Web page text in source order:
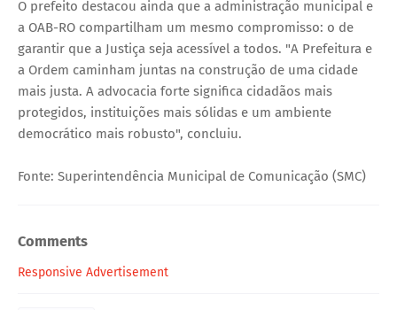
O prefeito destacou ainda que a administração municipal e
a OAB-RO compartilham um mesmo compromisso: o de
garantir que a Justiça seja acessível a todos. "A Prefeitura e
a Ordem caminham juntas na construção de uma cidade
mais justa. A advocacia forte significa cidadãos mais
protegidos, instituições mais sólidas e um ambiente
democrático mais robusto", concluiu.
Fonte: Superintendência Municipal de Comunicação (SMC)
Comments
Responsive Advertisement